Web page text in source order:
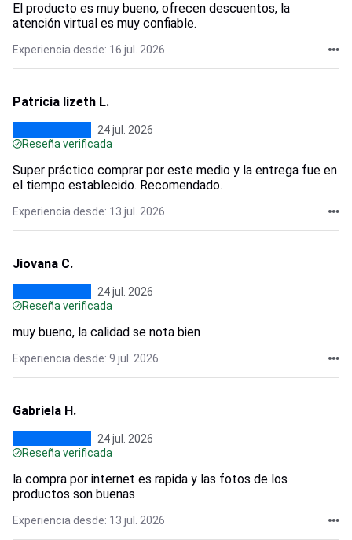
El producto es muy bueno, ofrecen descuentos, la
atención virtual es muy confiable.
Experiencia desde: 16 jul. 2026
Patricia lizeth L.
24 jul. 2026
Reseña verificada
Super práctico comprar por este medio y la entrega fue en
el tiempo establecido. Recomendado.
Experiencia desde: 13 jul. 2026
Jiovana C.
24 jul. 2026
Reseña verificada
muy bueno, la calidad se nota bien
Experiencia desde: 9 jul. 2026
Gabriela H.
24 jul. 2026
Reseña verificada
la compra por internet es rapida y las fotos de los
productos son buenas
Experiencia desde: 13 jul. 2026